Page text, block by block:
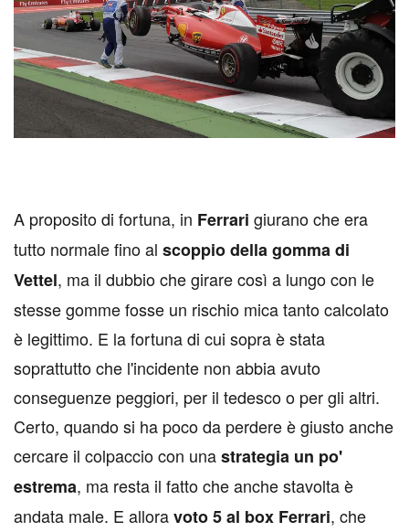
A proposito di fortuna, in Ferrari giurano che era
tutto normale fino al scoppio della gomma di
Vettel, ma il dubbio che girare così a lungo con le
stesse gomme fosse un rischio mica tanto calcolato
è legittimo. E la fortuna di cui sopra è stata
soprattutto che l'incidente non abbia avuto
conseguenze peggiori, per il tedesco o per gli altri.
Certo, quando si ha poco da perdere è giusto anche
cercare il colpaccio con unastrategia un po'
estrema, ma resta il fatto che anche stavolta è
andata male. E alloravoto 5al box Ferrari, che